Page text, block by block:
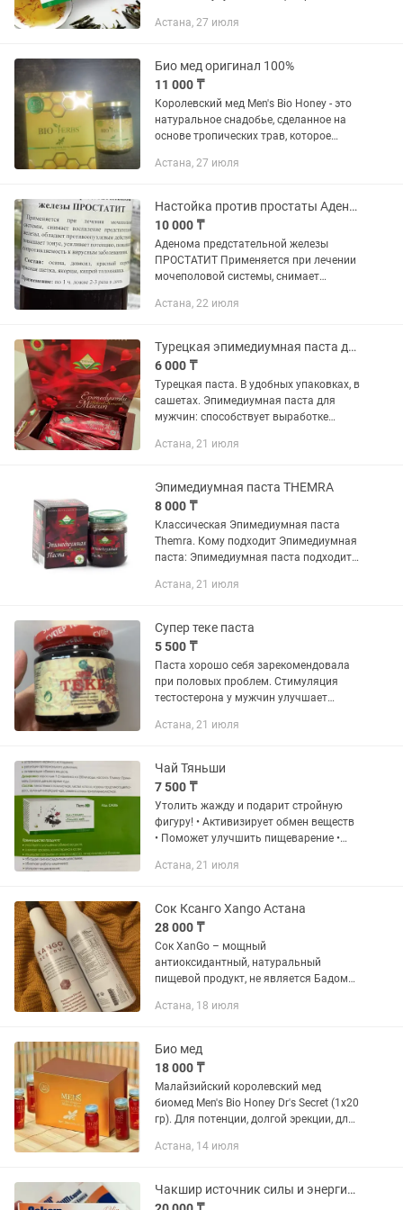
холестерина в крови • Защитит от
Астана, 27 июля
Био мед оригинал 100%
11 000 ₸
Королевский мед Men's Bio Honey - это
натуральное снадобье, сделанное на
основе тропических трав, которое
средством для усиления потенции,
Астана, 27 июля
Настойка против простаты Аденома предстательной железы ПРОСТАТИТ
10 000 ₸
Аденома предстательной железы
ПРОСТАТИТ Применяется при лечении
мочеполовой системы, снимает
обладает противоопухолевым
потенцию,...
Астана, 22 июля
Турецкая эпимедиумная паста для мужского здоровья
6 000 ₸
Турецкая паста. В удобных упаковках, в
сашетах. Эпимедиумная паста для
мужчин: способствует выработке
сказывается на мужском либидо и
Астана, 21 июля
Эпимедиумная паста THEMRA
8 000 ₸
Классическая Эпимедиумная паста
Themra. Кому подходит Эпимедиумная
паста: Эпимедиумная паста подходит
лет, она полезна абсолютно здоровым
Астана, 21 июля
Супер теке паста
5 500 ₸
Паста хорошо себя зарекомендовала
при половых проблем. Стимуляция
тестостерона у мужчин улучшает
болезней мочеполовой системы и
сперматозоидов....
Астана, 21 июля
Чай Тяньши
7 500 ₸
Утолить жажду и подарит стройную
фигуру! • Активизирует обмен веществ
• Поможет улучшить пищеварение •
холестерина в крови • Защитит от
Астана, 21 июля
Сок Ксанго Xango Астана
28 000 ₸
Сок XanGo – мощный
антиоксидантный, натуральный
пищевой продукт, не является Бадом
искусственных ароматов, может
диабетиками и...
Астана, 18 июля
Био мед
18 000 ₸
Малайзийский королевский мед
биомед Men's Bio Honey Dr's Secret (1х20
гр). Для потенции, долгой эрекции, для
тестостерона. Оригинал🤩 1
Астана, 14 июля
Чакшир источник силы и энергии! Натуральный продукт для поддержки